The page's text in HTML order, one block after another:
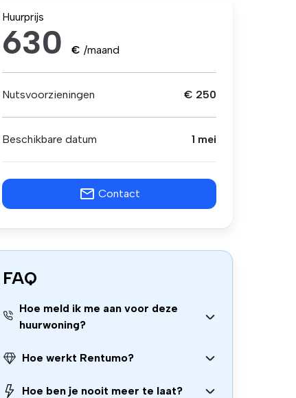
Huurprijs
630 € /maand
Nutsvoorzieningen € 250
Beschikbare datum 1 mei
Contact
FAQ
Hoe meld ik me aan voor deze
huurwoning?
Hoe werkt Rentumo?
Hoe ben je nooit meer te laat?